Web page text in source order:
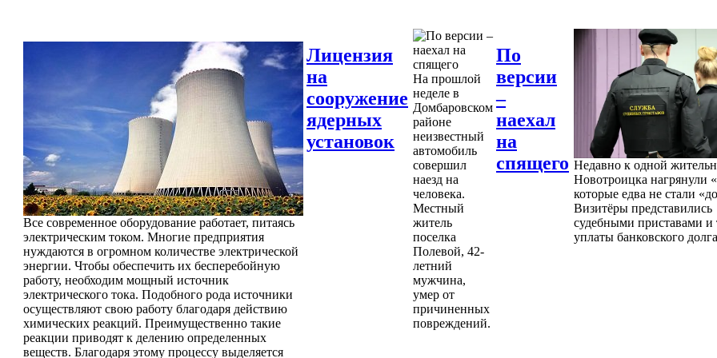
Все современное оборудование работает, питаясь
электрическим током. Многие предприятия
нуждаются в огромном количестве электрической
энергии. Чтобы обеспечить их бесперебойную
работу, необходим мощный источник
электрического тока. Подобного рода источники
осуществляют свою работу благодаря действию
химических реакций. Преимущественно такие
реакции приводят к делению определенных
веществ. Благодаря этому процессу выделяется
Лицензия
на
сооружение
ядерных
установок
На прошлой
неделе в
Домбаровском
районе
неизвестный
автомобиль
совершил
наезд на
человека.
Местный
житель
поселка
Полевой, 42-
летний
мужчина,
умер от
причиненных
повреждений.
По
версии
–
наехал
на
спящего Недавно к одной
Новотроицка нагрянули
которые едва не стали
Визитёры представились
судебными приставами и
уплаты банковского